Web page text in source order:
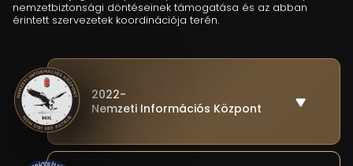
nemzetbiztonsági döntéseinek támogatása és az abban
érintett szervezetek koordinációja terén.
2022-
Nemzeti Információs Központ